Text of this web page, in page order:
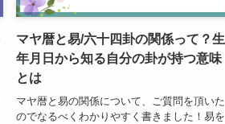
マヤ暦と易/六十四卦の関係って？生
年月日から知る自分の卦が持つ意味
とは
マヤ暦と易の関係について、ご質問を頂いた
のでなるべくわかりやすく書きました！易を